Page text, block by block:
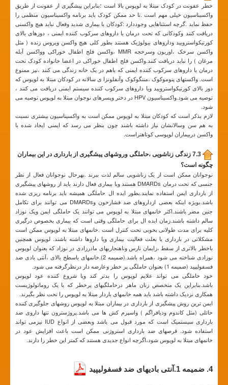
خطر عفونت در کودک مبتلا به لوپوس بالا است ؛بنابراین پیشگیری از عفونت از طریق
واکسیناسیون خیلی مهم است .تا حد ممکن کودک باید برنامه واکسیناسیون منظمی را
حفظ نماید .گرچه استثناهایی وجوددارد :کودکان با بیماری شدید وفعال نباید هیچ واکسنی
دریافت کنند وکودکانی که تحت درمان با داروهای سرکوب کننده ایمنی ، دوزهای بالای
کورتیکواسترویید وداروهای بیولوژیک هستند بطور کلی هیچ واکسن ویروس زنده ( مثل
واکسن سرخک ،اوریون وسرخجه MMR ،واکسن فلج اطفال خوراکی وواکسن آبله
مرغان ) را نباید دریافت کنند.واکسن فلج اطفال خوراکی در اعضا خانواده کودک تحت
درمان با داروهای سرکوب کننده ایمنی که باهم در یک خانه زندگی می کنند ،نیز ممنوع
است. واکسنهای پنوموکوک ،مننگوکوک وآنفلونزا ی سالانه در کودکان مبتلا به لوپوس که
دوز بالای کورتیکواسترویید ویا داروهای سرکوب کننده سیستم ایمنی دریافت می کنند ،
توصیه می شود.واکسیناسیون HPV در دختر وپسرهای نوجوان مبتلا به لوپوس توصیه می
شود.
لازم بذکر است که کودکان مبتلا به لوپوس ممکن است به واکسیناسیون بیشتری نسبت
به هم سن وسالانشان نیاز داشته باشند چون بنظر می رسد که ایمنی ایجاد شده با
واکسن دربیماران لوپوسی کوتاهتراست.
7.3 زندگی زناشویی ،حاملگی وروشهای پیشگیری از بارداری در این بیماران
چگونه است؟
نوجوانان ممکن است از یک زناشویی سالم لذت ببرند .بهرحال نوجوانان فعال از نظر
جنسی که تحت درمان DMARDs هستند ویا بیماری فعال دارند باید از روشهای پیشگیری
از بارداری ایمن استفاده نمایند.بطور ایده ال حاملگی همیشه باید برنامه ریزی شده
باشد.بویژه اینکه بعضی ازداروهای ضد فشارخون وDMARDs می توانند برای تکامل
جنین مضر باشند.اکثر خانمهای مبتلا به لوپوس می توانند یک حاملگی ایمن ویک نوزاد
سالم داشته باشند.زمان ایده ال برای حاملگی وقتی است که بیماری بخصوص درگیری
کلیه برای مدت طولانی بخوبی تحت کنترل است .خانمهای مبتلا به لوپوس ممکن است
مشکلاتی در بارداری یا بعلت فعالیت بیماری ویا داروها داشته باشند. لوپوس همچنین
باخطر بالاتری از سقط ،زایمان نارس وناهنجاریهای مادرزادی در نوزاد که بعنوان لوپوس
نوزادی شناخته می شود ،همراه باشد.(ضمیمه 2).خانمهای باسطح بالای ،آنتی بادی ضد
فسفولیپید (ضمیمه 1) بعنوان حاملگی پر خطر وعارضه دار درنظرگرفته می شود.
خود حاملگی می تواند علایم لوپوس را بدتر کند ویا شروع کننده عود لوپوس
باشد.بنابراین یک متخصص زنان ماهر درحاملگیهای پرخطر که با یک روماتولوژیست
همکاری نزدیک داشته باشد باید همه خانمهای باردار مبتلا به لوپوس را تحت نظر بگیرند.
ایمن ترین روش پیشگیری از بارداری در بیماران مبتلا به لوپوس روشهای جلوگیری کننده
حائلی (مثل کاندوم ودیافراگم ) واسپرم کش ها می باشد.پروژسترون تنها داروی ضد
بارداری سیستمیک است که مورد قبول می باشد وبعضی از انواع IUD نیزمی تواند
استفاده شود. قرصهای ضد بارداری استروژنی ممکن است باعث افزایش عود در
خانمهای مبتلا به لوپوس شود،اگرچه انواع جدیدی هستند که کمتر این خطر را دارند.
4. ضمیمه 1.آنتی بادیهای ضد فسفولیپید